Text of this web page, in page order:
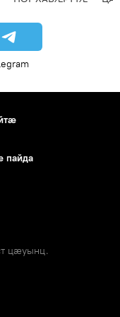
пайда
цӕуынц.